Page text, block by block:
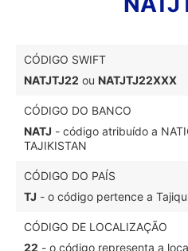
CÓDIGO SWIFT
NATJTJ22 ou NATJTJ22XXX
CÓDIGO DO BANCO
NATJ - código atribuído a
TAJIKISTAN
CÓDIGO DO PAÍS
TJ - o código pertence a
CÓDIGO DE LOCALIZAÇÃO
22 - o código representa a